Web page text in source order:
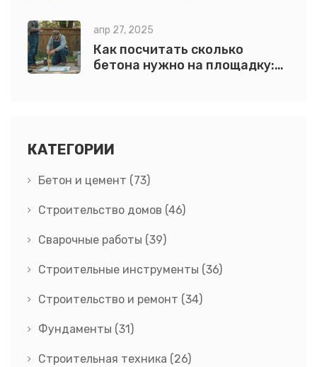
апр 27, 2025
Как посчитать сколько
бетона нужно на площадку:
КАТЕГОРИИ
Бетон и цемент (73)
Строительство домов (46)
Сварочные работы (39)
Строительные инструменты (36)
Строительство и ремонт (34)
Фундаменты (31)
Строительная техника (26)